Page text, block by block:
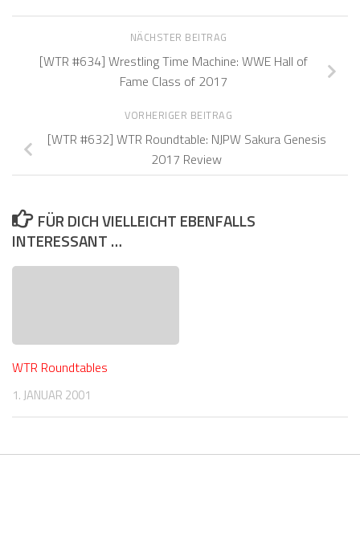
NÄCHSTER BEITRAG
[WTR #634] Wrestling Time Machine: WWE Hall of
Fame Class of 2017
VORHERIGER BEITRAG
[WTR #632] WTR Roundtable: NJPW Sakura Genesis
2017 Review
FÜR DICH VIELLEICHT EBENFALLS
INTERESSANT …
WTR Roundtables
1. JANUAR 2001